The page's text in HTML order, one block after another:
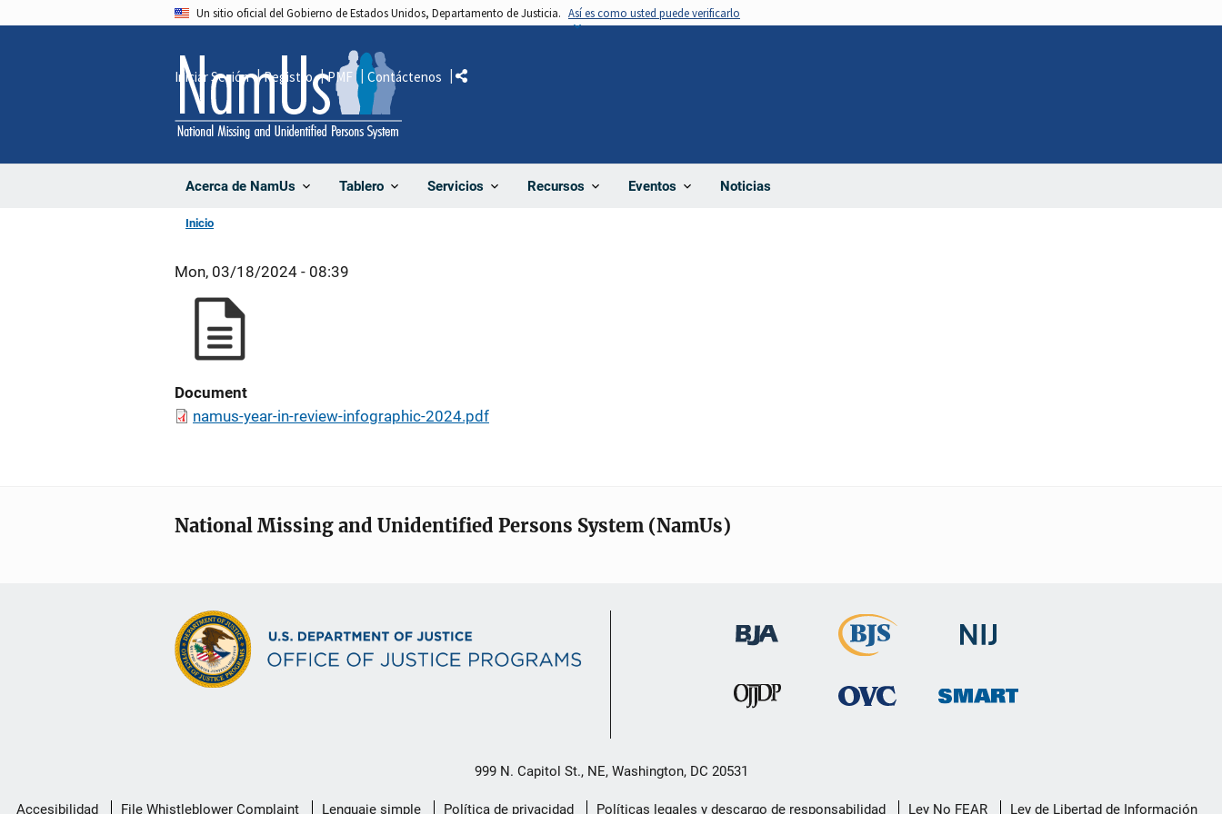
Un sitio oficial del Gobierno de Estados Unidos, Departamento de Justicia. Así es como usted puede verificarlo
Acerca de NamUs Tablero Servicios Recursos Eventos Noticias
Iniciar Sesión Registro PMF Contáctenos Comparte
Inicio
Mon, 03/18/2024 - 08:39
Document
namus-year-in-review-infographic-2024.pdf
National Missing and Unidentified Persons System (NamUs)
999 N. Capitol St., NE, Washington, DC 20531
Menú
Accesibilidad File Whistleblower Complaint Lenguaje simple Política de privacidad Políticas legales y descargo de responsabilidad Ley No FEAR Ley de Libertad de Información